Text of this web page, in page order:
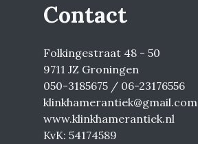
Contact
Folkingestraat 48 - 50
9711 JZ Groningen
050-3185675 / 06-23176556
klinkhamerantiek@gmail.com
www.klinkhamerantiek.nl
KvK: 54174589